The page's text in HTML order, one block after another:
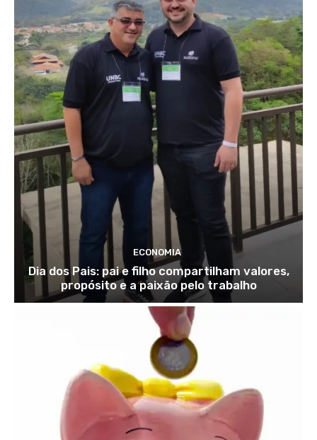
ECONOMIA
Dia dos Pais: pai e filho compartilham valores,
propósito e a paixão pelo trabalho